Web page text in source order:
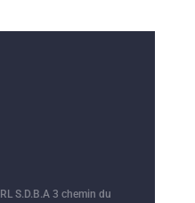
S.D.B.A 3 chemin du